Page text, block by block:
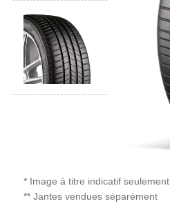
* Image à titre indicatif seulement
** Jantes vendues séparément